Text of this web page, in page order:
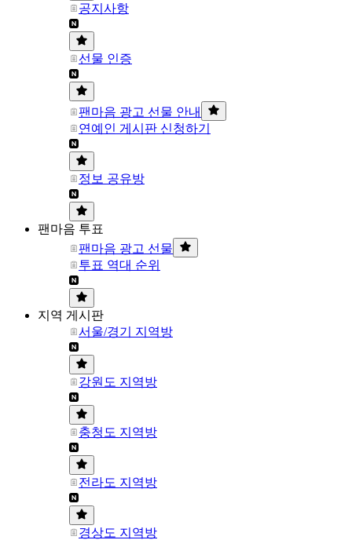
공지사항
선물 인증
팬마음 광고 선물 안내
연예인 게시판 신청하기
정보 공유방
팬마음 투표
팬마음 광고 선물
투표 역대 순위
지역 게시판
서울/경기 지역방
강원도 지역방
충청도 지역방
전라도 지역방
경상도 지역방